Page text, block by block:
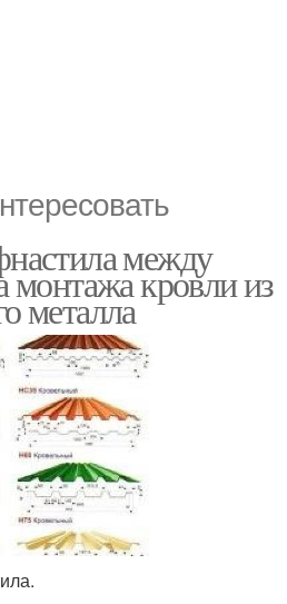
между
монтажа кровли из
металла